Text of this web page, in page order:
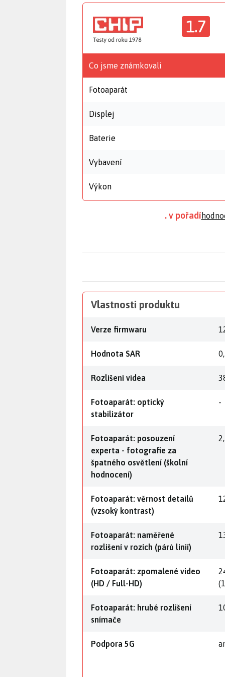
1.7
Co jsme známkovali
Fotoaparát
Displej
Baterie
Vybavení
Výkon
. v pořadí
Vlastnosti produktu
Verze firmwaru
Hodnota SAR
Rozlišení videa
Fotoaparát: optický
stabilizátor
-
Fotoaparát: posouzení
experta - fotografie za
špatného osvětlení (školní
hodnocení)
Fotoaparát: věrnost detailů
(vzsoký kontrast)
Fotoaparát: naměřené
rozlišení v rozích (párů linií)
Fotoaparát: zpomalené video
(HD / Full-HD)
Fotoaparát: hrubé rozlišení
snímače
Podpora 5G